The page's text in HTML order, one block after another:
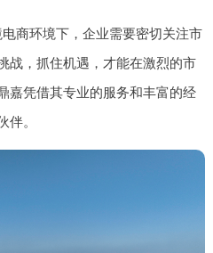
商环境下，企业需要密切关注市
战，抓住机遇，才能在激烈的市
嘉凭借其专业的服务和丰富的经
伴。